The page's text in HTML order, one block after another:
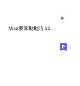
Misa耍笨動動貼 11